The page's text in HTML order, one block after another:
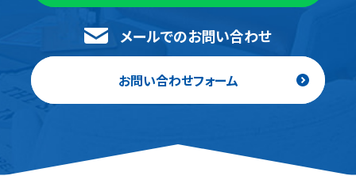
メールでのお問い合わせ
お問い合わせフォーム